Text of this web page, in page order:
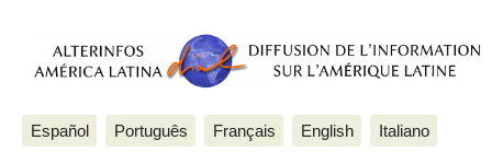
Español Português Français English Italiano